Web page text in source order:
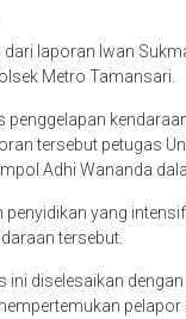
laporan Iwan
Metro Tamansari.
tersebut petugas
Adhi Wananda
yang
tersebut.
ini diselesaikan